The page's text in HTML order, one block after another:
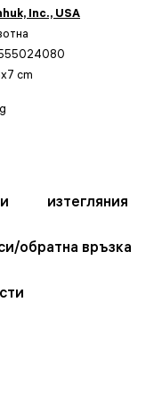
Inc., USA
cm
изтегляния
обратна връзка